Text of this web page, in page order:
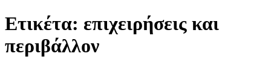
Ετικέτα: επιχειρήσεις και
περιβάλλον